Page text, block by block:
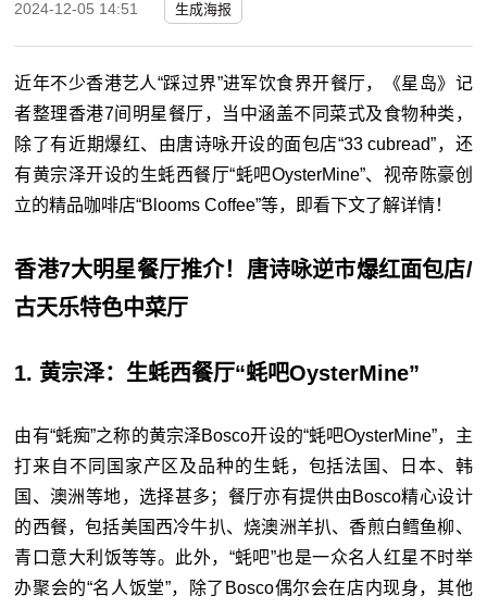
2024-12-05 14:51 生成海报
近年不少香港艺人“踩过界”进军饮食界开餐厅，《星岛》记
者整理香港7间明星餐厅，当中涵盖不同菜式及食物种类，
除了有近期爆红、由唐诗咏开设的面包店“33 cubread”，还
有黄宗泽开设的生蚝西餐厅“蚝吧OysterMine”、视帝陈豪创
立的精品咖啡店“Blooms Coffee”等，即看下文了解详情！
香港7大明星餐厅推介！唐诗咏逆市爆红面包店/
古天乐特色中菜厅
1. 黄宗泽：生蚝西餐厅“蚝吧OysterMine”
由有“蚝痴”之称的黄宗泽Bosco开设的“蚝吧OysterMine”，主
打来自不同国家产区及品种的生蚝，包括法国、日本、韩
国、澳洲等地，选择甚多；餐厅亦有提供由Bosco精心设计
的西餐，包括美国西冷牛扒、烧澳洲羊扒、香煎白鳕鱼柳、
青口意大利饭等等。此外，“蚝吧”也是一众名人红星不时举
办聚会的“名人饭堂”，除了Bosco偶尔会在店内现身，其他